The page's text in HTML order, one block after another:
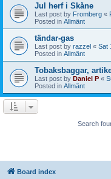
Jul herf i Skåne
Last post by Fromberg «
Posted in Allmänt
tändar-gas
Last post by razzel « Sat
Posted in Allmänt
Tobaksbaggar,
Last post by Daniel P «
Posted in Allmänt
Search
Board index